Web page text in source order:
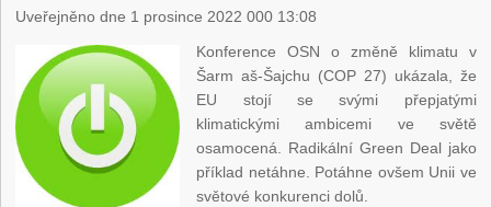
Uveřejněno dne 1 prosince 2022 000 13:08
Konference OSN o změně klimatu v
Šarm aš-Šajchu (COP 27) ukázala, že
EU stojí se svými přepjatými
klimatickými ambicemi ve světě
osamocená. Radikální Green Deal jako
příklad netáhne. Potáhne ovšem Unii ve
světové konkurenci dolů.